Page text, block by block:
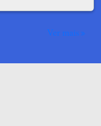
Ver mais